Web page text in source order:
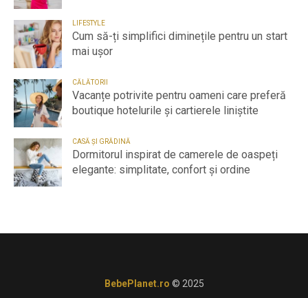
LIFESTYLE
Cum să-ți simplifici diminețile pentru un start
mai ușor
CĂLĂTORII
Vacanțe potrivite pentru oameni care preferă
boutique hotelurile și cartierele liniștite
CASĂ ȘI GRĂDINĂ
Dormitorul inspirat de camerele de oaspeți
elegante: simplitate, confort și ordine
BebePlanet.ro © 2025